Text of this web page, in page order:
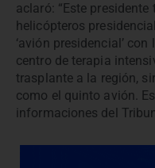
aclaró: “Este
helicópteros
‘avión presidencial’
centro de terapia
trasplante a la región,
como el quinto avión.
informaciones del